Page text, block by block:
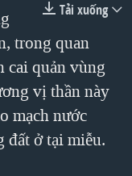
CUỘC'
Tải xuống
trong quan
cai quản vùng
vị thần này
mạch nước
ở tại miễu.